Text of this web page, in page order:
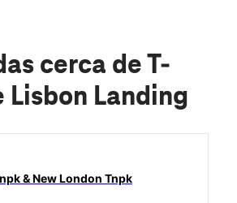
cerca de T-
Lisbon Landing
& New London Tnpk